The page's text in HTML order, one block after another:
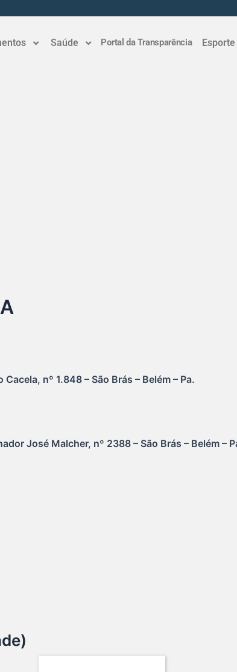
Saúde Portal da Transparência
nº 1.848 – São Brás – Belém – Pa.
José Malcher, nº 2388 – São Brás – Belém –